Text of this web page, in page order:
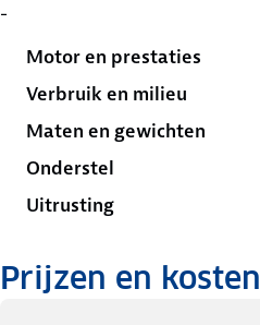
-
Motor en prestaties
Verbruik en milieu
Maten en gewichten
Onderstel
Uitrusting
Prijzen en kosten